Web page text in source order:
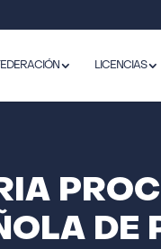
LICENCIAS
DE